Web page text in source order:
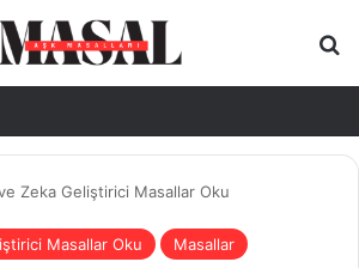
Zeka Geliştirici Masallar Oku
Masallar Oku Masallar